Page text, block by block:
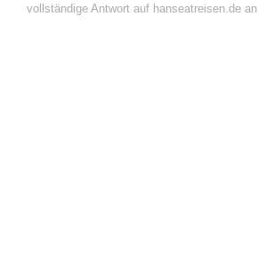
vollständige Antwort auf hanseatreisen.de an